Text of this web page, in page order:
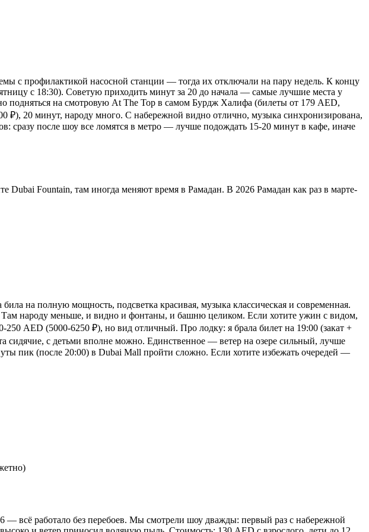
с профилактикой насосной станции — тогда их отключали на пару недель. К концу
с 18:30). Советую приходить минут за 20 до начала — самые лучшие места у
подняться на смотровую At The Top в самом Бурдж Халифа (билеты от 179 AED,
₽), 20 минут, народу много. С набережной видно отлично, музыка синхронизирована,
сразу после шоу все ломятся в метро — лучше подождать 15-20 минут в кафе, иначе
Fountain, там иногда меняют время в Рамадан. В 2026 Рамадан как раз в марте-
на полную мощность, подсветка красивая, музыка классическая и современная.
народу меньше, и видно и фонтаны, и башню целиком. Если хотите ужин с видом,
AED (5000-6250 ₽), но вид отличный. Про лодку: я брала билет на 19:00 (закат +
сидячие, с детьми вполне можно. Единственное — ветер на озере сильный, лучше
пик (после 20:00) в Dubai Mall пройти сложно. Если хотите избежать очередей —
всё работало без перебоев. Мы смотрели шоу дважды: первый раз с набережной